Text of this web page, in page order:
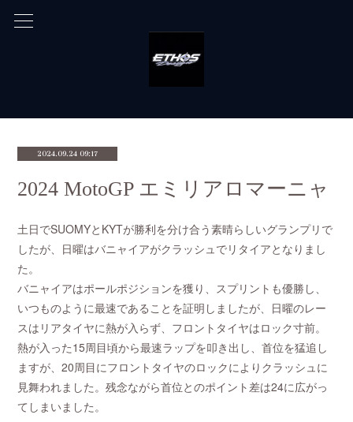
2024.09.24 09:17
2024 MotoGP エミリアロマーニャ
土日でSUOMYとKYTが勝利を分け合う素晴らしいグランプリで
したが、日曜はバニャイアがクラッシュでリタイアとなりまし
た。
バニャイアはポールポジションを獲り、スプリントも優勝し、
いつものように最速であることを証明しましたが、日曜のレー
スはリアタイヤに熱が入らず、フロントタイヤはロック寸前。
熱が入った15周目頃から最速ラップを叩き出し、首位を猛追し
ますが、20周目にフロントタイヤのロックによりクラッシュに
見舞われました。残念ながら首位とのポイント差は24に広がっ
てしまいました。